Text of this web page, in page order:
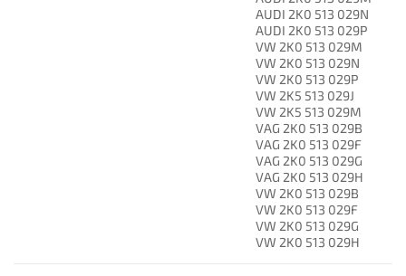
AUDI 2K0 513 029N
AUDI 2K0 513 029P
VW 2K0 513 029M
VW 2K0 513 029N
VW 2K0 513 029P
VW 2K5 513 029J
VW 2K5 513 029M
VAG 2K0 513 029B
VAG 2K0 513 029F
VAG 2K0 513 029G
VAG 2K0 513 029H
VW 2K0 513 029B
VW 2K0 513 029F
VW 2K0 513 029G
VW 2K0 513 029H